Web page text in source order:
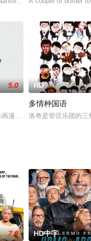
5.0
漫画维生，然而他的作品
HD
多情种国语
洛奇是管弦乐团的三
7.0 HD中字